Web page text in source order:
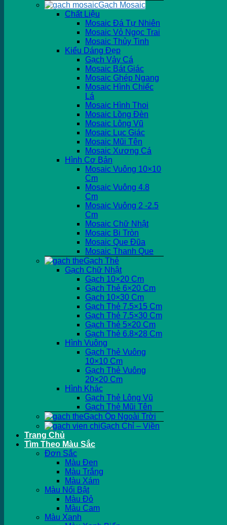
Gạch Mosaic
Chất Liệu
Mosaic Đá Tự Nhiên
Mosaic Vỏ Ngọc Trai
Mosaic Thủy Tinh
Kiểu Dáng Đẹp
Gạch Vảy Cá
Mosaic Bát Giác
Mosaic Ghép Ngang
Mosaic Hình Chiếc
Lá
Mosaic Hình Thoi
Mosaic Lồng Đèn
Mosaic Lông Vũ
Mosaic Lục Giác
Mosaic Mũi Tên
Mosaic Xương Cá
Hình Cơ Bản
Mosaic Vuông 10×10
Cm
Mosaic Vuông 4.8
Cm
Mosaic Vuông 2 -2.5
Cm
Mosaic Chữ Nhật
Mosaic Bi Tròn
Mosaic Que Đũa
Mosaic Thanh Que
Gạch Thẻ
Gạch Chữ Nhật
Gạch 10×20 Cm
Gạch Thẻ 6×20 Cm
Gạch 10×30 Cm
Gạch Thẻ 7.5×15 Cm
Gạch Thẻ 7.5×30 Cm
Gạch Thẻ 5×20 Cm
Gạch Thẻ 6.8×28 Cm
Hình Vuông
Gạch Thẻ Vuông
10×10 Cm
Gạch Thẻ Vuông
20×20 Cm
Hình Khác
Gạch Thẻ Lông Vũ
Gạch Thẻ Mũi Tên
Gạch Ốp Ngoài Trời
Gạch Chỉ – Viền
Trang Chủ
Tìm Theo Màu Sắc
Đơn Sắc
Màu Đen
Màu Trắng
Màu Xám
Màu Nổi Bật
Màu Đỏ
Màu Cam
Màu Xanh